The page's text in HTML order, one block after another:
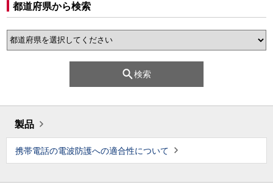
都道府県から検索
検索
製品
携帯電話の電波防護への適合性について